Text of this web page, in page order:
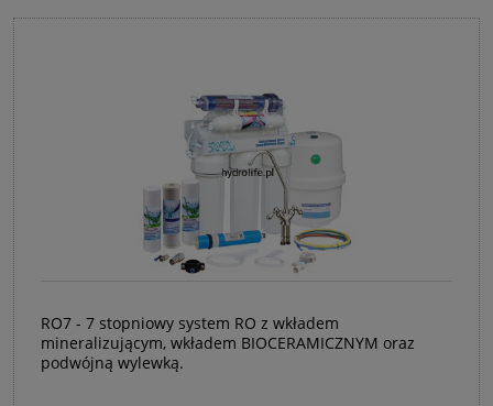
RO7 - 7 stopniowy system RO z wkładem
mineralizującym, wkładem BIOCERAMICZNYM oraz
podwójną wylewką.